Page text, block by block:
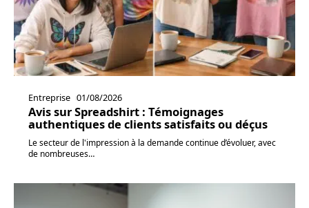
Entreprise 01/08/2026
Avis sur Spreadshirt : Témoignages
authentiques de clients satisfaits ou déçus
Le secteur de l'impression à la demande continue d’évoluer, avec
de nombreuses…